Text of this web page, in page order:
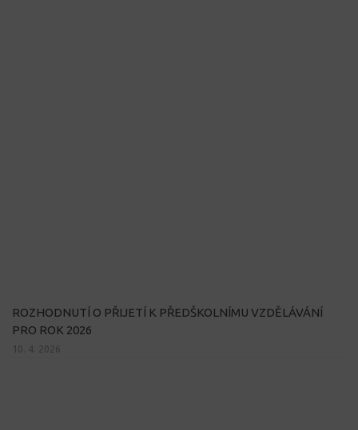
ROZHODNUTÍ O PŘIJETÍ K PŘEDŠKOLNÍMU VZDĚLÁVÁNÍ
PRO ROK 2026
10. 4. 2026